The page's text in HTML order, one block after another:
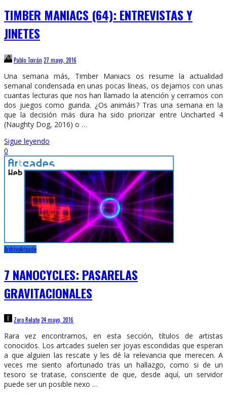
TIMBER MANIACS (64): ENTREVISTAS Y
JINETES
Pablo Toirán 27 mayo, 2016
Una semana más, Timber Maniacs os resume la actualidad
semanal condensada en unas pocas líneas, os dejamos con unas
cuantas lecturas que nos han llamado la atención y cerramos con
dos juegos como guinda. ¿Os animáis? Tras una semana en la
que la decisión más dura ha sido priorizar entre Uncharted 4
(Naughty Dog, 2016) o …
Sigue leyendo
0
ArchivoArtcade
7 NANOCYCLES: PASARELAS
GRAVITACIONALES
Zero Relate24 mayo, 2016
Rara vez encontramos, en esta sección, títulos de artistas
conocidos. Los artcades suelen ser joyas escondidas que esperan
a que alguien las rescate y les dé la relevancia que merecen. A
veces me siento afortunado tras un hallazgo, como si de un
tesoro se tratase, consciente de que, desde aquí, un servidor
puede ser un posible nexo …